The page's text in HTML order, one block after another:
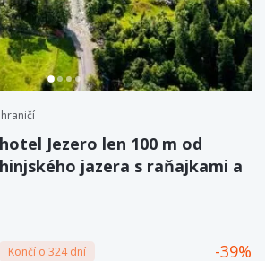
Jezero len 100 m od
jazera s raňajkami a
Končí o 324 dní 39